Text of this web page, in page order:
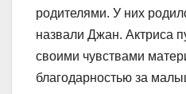
родителями. У них
назвали Джан. Актриса
своими чувствами
благодарностью за